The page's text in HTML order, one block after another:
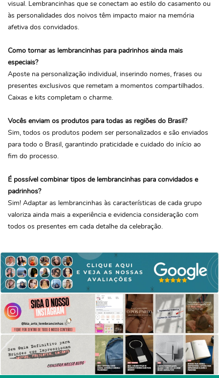
visual. Lembrancinhas que se conectam ao estilo do casamento ou
às personalidades dos noivos têm impacto maior na memória
afetiva dos convidados.
Como tornar as lembrancinhas para padrinhos ainda mais
especiais?
Aposte na personalização individual, inserindo nomes, frases ou
presentes exclusivos que remetam a momentos compartilhados.
Caixas e kits completam o charme.
Vocês enviam os produtos para todas as regiões do Brasil?
Sim, todos os produtos podem ser personalizados e são enviados
para todo o Brasil, garantindo praticidade e cuidado do início ao
fim do processo.
É possível combinar tipos de lembrancinhas para convidados e
padrinhos?
Sim! Adaptar as lembrancinhas às características de cada grupo
valoriza ainda mais a experiência e evidencia consideração com
todos os presentes em cada detalhe da celebração.